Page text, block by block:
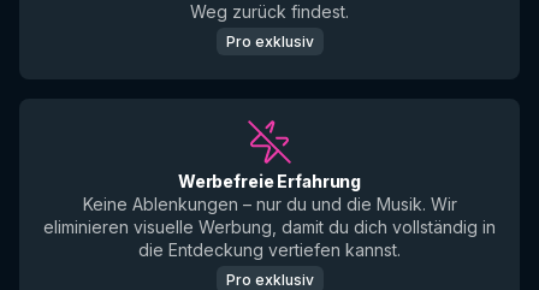
Weg zurück findest.
Pro exklusiv
Werbefreie Erfahrung
Keine Ablenkungen – nur du und die Musik. Wir
eliminieren visuelle Werbung, damit du dich vollständig in
die Entdeckung vertiefen kannst.
Pro exklusiv